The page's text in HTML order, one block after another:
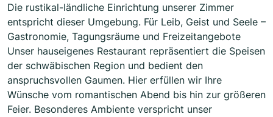
Die rustikal-ländliche Einrichtung unserer Zimmer
entspricht dieser Umgebung. Für Leib, Geist und Seele –
Gastronomie, Tagungsräume und Freizeitangebote
Unser hauseigenes Restaurant repräsentiert die Speisen
der schwäbischen Region und bedient den
anspruchsvollen Gaumen. Hier erfüllen wir Ihre
Wünsche vom romantischen Abend bis hin zur größeren
Feier. Besonderes Ambiente verspricht unser